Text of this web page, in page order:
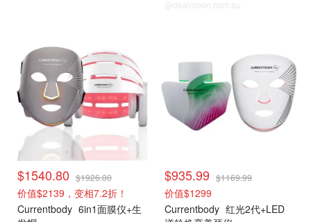
@dealmoon.com.au
$1540.80 $1926.00
价值$2139，变相7.2折！
Currentbody 6in1面膜仪+生
$935.99 $1169.99
价值$1299
Currentbody 红光2代+LED